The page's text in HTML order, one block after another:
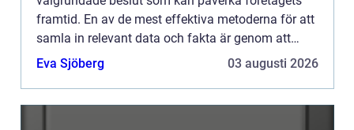
framtid. En av de mest effektiva metoderna för att
samla in relevant data och fakta är genom att
genomföra marknadsun...
Eva Sjöberg 03 augusti 2026